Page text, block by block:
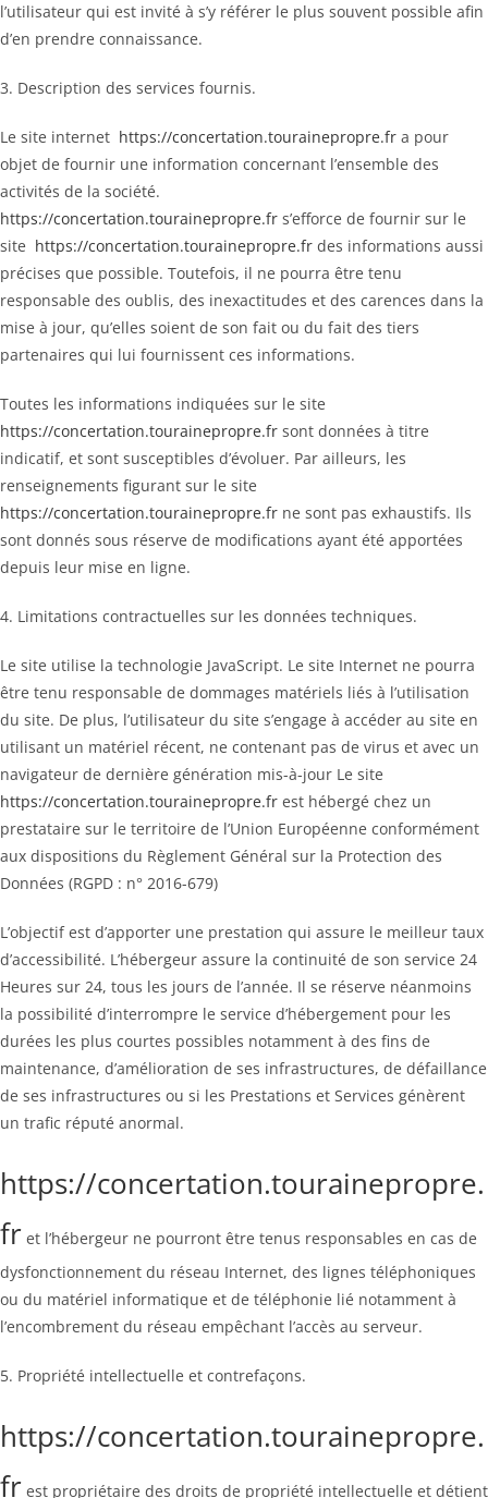
l’utilisateur qui est invité à s’y référer le plus souvent possible afin
d’en prendre connaissance.
3. Description des services fournis.
Le site internet https://concertation.tourainepropre.fr a pour
objet de fournir une information concernant l’ensemble des
activités de la société.
https://concertation.tourainepropre.fr s’efforce de fournir sur le
site https://concertation.tourainepropre.fr des informations aussi
précises que possible. Toutefois, il ne pourra être tenu
responsable des oublis, des inexactitudes et des carences dans la
mise à jour, qu’elles soient de son fait ou du fait des tiers
partenaires qui lui fournissent ces informations.
Toutes les informations indiquées sur le site
https://concertation.tourainepropre.fr sont données à titre
indicatif, et sont susceptibles d’évoluer. Par ailleurs, les
renseignements figurant sur le site
https://concertation.tourainepropre.fr ne sont pas exhaustifs. Ils
sont donnés sous réserve de modifications ayant été apportées
depuis leur mise en ligne.
4. Limitations contractuelles sur les données techniques.
Le site utilise la technologie JavaScript. Le site Internet ne pourra
être tenu responsable de dommages matériels liés à l’utilisation
du site. De plus, l’utilisateur du site s’engage à accéder au site en
utilisant un matériel récent, ne contenant pas de virus et avec un
navigateur de dernière génération mis-à-jour Le site
https://concertation.tourainepropre.fr est hébergé chez un
prestataire sur le territoire de l’Union Européenne conformément
aux dispositions du Règlement Général sur la Protection des
Données (RGPD : n° 2016-679)
L’objectif est d’apporter une prestation qui assure le meilleur taux
d’accessibilité. L’hébergeur assure la continuité de son service 24
Heures sur 24, tous les jours de l’année. Il se réserve néanmoins
la possibilité d’interrompre le service d’hébergement pour les
durées les plus courtes possibles notamment à des fins de
maintenance, d’amélioration de ses infrastructures, de défaillance
de ses infrastructures ou si les Prestations et Services génèrent
un trafic réputé anormal.
https://concertation.tourainepropre.
fr et l’hébergeur ne pourront être tenus responsables en cas de
dysfonctionnement du réseau Internet, des lignes téléphoniques
ou du matériel informatique et de téléphonie lié notamment à
l’encombrement du réseau empêchant l’accès au serveur.
5. Propriété intellectuelle et contrefaçons.
https://concertation.tourainepropre.
fr est propriétaire des droits de propriété intellectuelle et détient